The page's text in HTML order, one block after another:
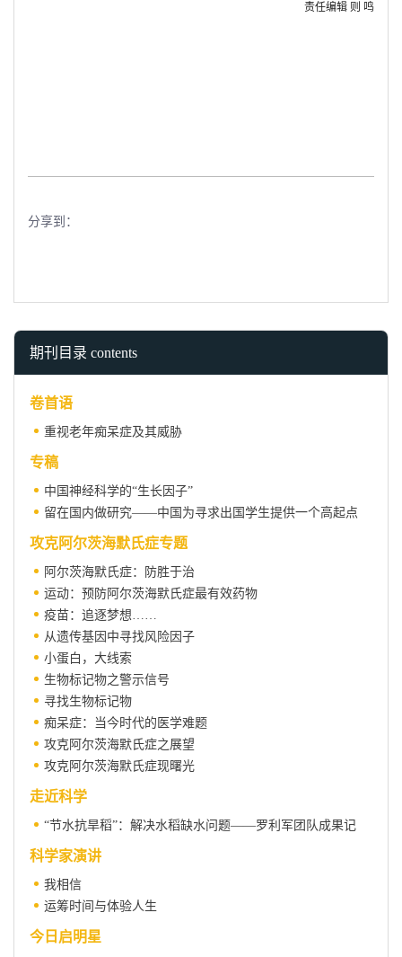
责任编辑 则 鸣
分享到：
期刊目录 contents
卷首语
重视老年痴呆症及其威胁
专稿
中国神经科学的“生长因子”
留在国内做研究——中国为寻求出国学生提供一个高起点
攻克阿尔茨海默氏症专题
阿尔茨海默氏症：防胜于治
运动：预防阿尔茨海默氏症最有效药物
疫苗：追逐梦想……
从遗传基因中寻找风险因子
小蛋白，大线索
生物标记物之警示信号
寻找生物标记物
痴呆症：当今时代的医学难题
攻克阿尔茨海默氏症之展望
攻克阿尔茨海默氏症现曙光
走近科学
“节水抗旱稻”：解决水稻缺水问题——罗利军团队成果记
科学家演讲
我相信
运筹时间与体验人生
今日启明星